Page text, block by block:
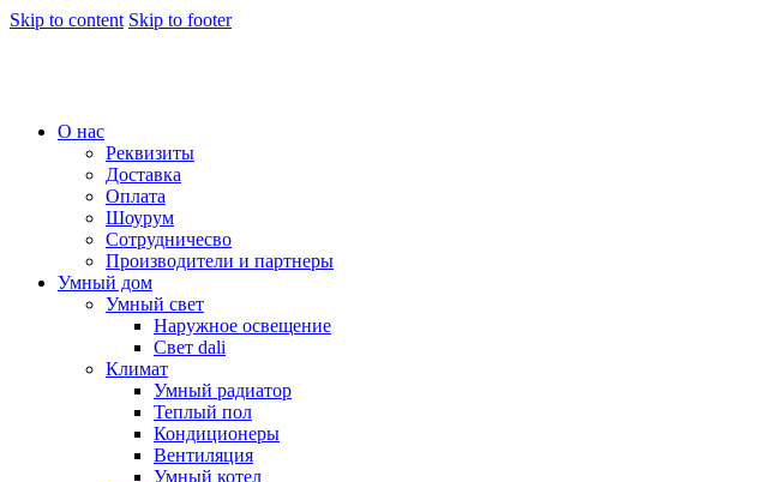
Skip to content Skip to footer
О нас
Реквизиты
Доставка
Оплата
Шоурум
Сотрудничесво
Производители и партнеры
Умный дом
Умный свет
Наружное освещение
Свет dali
Климат
Умный радиатор
Теплый пол
Кондиционеры
Вентиляция
Умный котел